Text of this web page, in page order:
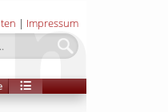
| Impressum